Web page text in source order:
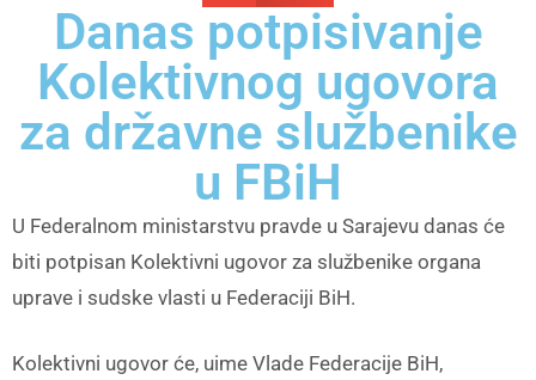
Danas potpisivanje
Kolektivnog ugovora
za državne službenike
u FBiH
U Federalnom ministarstvu pravde u Sarajevu danas će
biti potpisan Kolektivni ugovor za službenike organa
uprave i sudske vlasti u Federaciji BiH.
Kolektivni ugovor će, uime Vlade Federacije BiH,